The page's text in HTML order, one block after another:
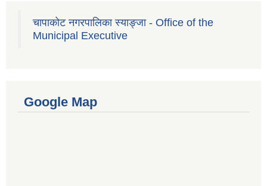
चापाकोट नगरपालिका स्याङ्जा - Office of the
Municipal Executive
Google Map